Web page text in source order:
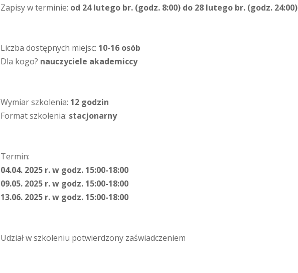
Zapisy w terminie: od 24 lutego br. (godz. 8:00) do 28 lutego br. (godz. 24:00)
Liczba dostępnych miejsc: 10-16 osób
Dla kogo? nauczyciele akademiccy
Wymiar szkolenia: 12 godzin
Format szkolenia: stacjonarny
Termin:
04.04. 2025 r. w godz. 15:00-18:00
09.05. 2025 r. w godz. 15:00-18:00
13.06. 2025 r. w godz. 15:00-18:00
Udział w szkoleniu potwierdzony zaświadczeniem